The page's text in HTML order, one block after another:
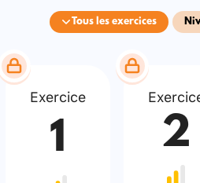
Tous les exercices
Exercice
1 2